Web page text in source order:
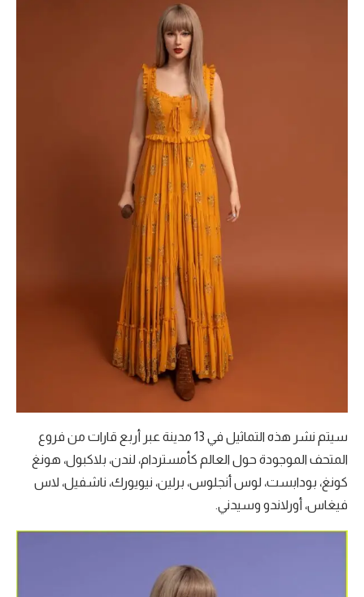
سيتم نشر هذه التماثيل في 13 مدينة عبر أربع قارات من فروع
المتحف الموجودة حول العالم كأمستردام، لندن، بلاكبول، هونغ
كونغ، بودابست، لوس أنجلوس، برلين، نيويورك، ناشفيل، لاس
فيغاس، أورلاندو وسيدني.